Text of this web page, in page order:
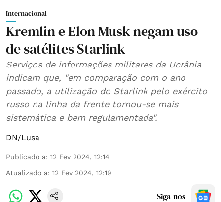
Internacional
Kremlin e Elon Musk negam uso
de satélites Starlink
Serviços de informações militares da Ucrânia
indicam que, "em comparação com o ano
passado, a utilização do Starlink pelo exército
russo na linha da frente tornou-se mais
sistemática e bem regulamentada".
DN/Lusa
Publicado a: 12 Fev 2024, 12:14
Atualizado a: 12 Fev 2024, 12:19
Siga-nos